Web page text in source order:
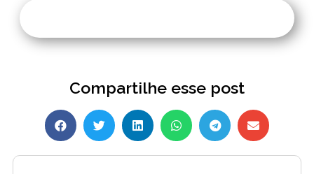
Compartilhe esse post